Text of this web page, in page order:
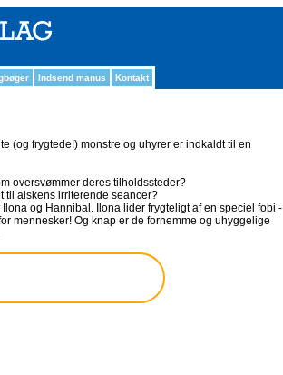
Indsend manus Kontakt
(og frygtede!) monstre og uhyrer er indkaldt til en
oversvømmer deres tilholdssteder?
til alskens irriterende seancer?
og Hannibal. Ilona lider frygteligt af en speciel fobi -
mennesker! Og knap er de fornemme og uhyggelige